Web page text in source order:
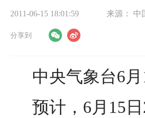
2011-06-15 18:01:59 来源： 中
分享到
中央气象台6
预计，6月15